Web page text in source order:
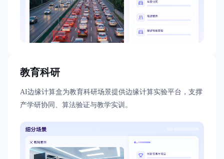
教育科研
AI边缘计算盒为教育科研场景提供边缘计算实验平台，支撑
产学研协同、算法验证与教学实训。